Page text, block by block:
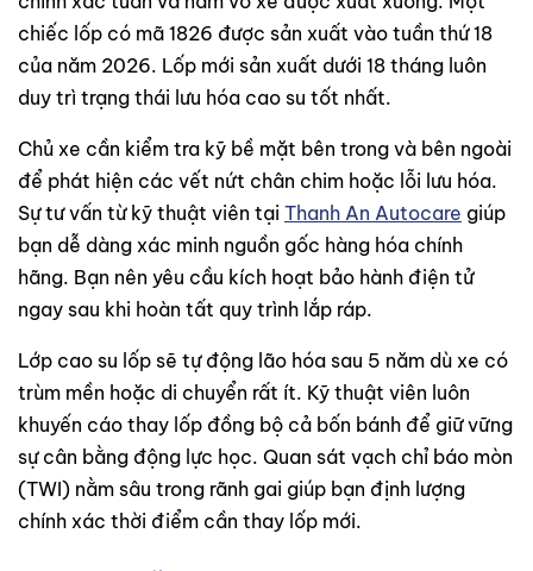
chiếc lốp có mã 1826 được sản xuất vào tuần thứ 18
của năm 2026. Lốp mới sản xuất dưới 18 tháng luôn
duy trì trạng thái lưu hóa cao su tốt nhất.
Chủ xe cần kiểm tra kỹ bề mặt bên trong và bên ngoài
để phát hiện các vết nứt chân chim hoặc lỗi lưu hóa.
Sự tư vấn từ kỹ thuật viên tại Thanh An Autocare giúp
bạn dễ dàng xác minh nguồn gốc hàng hóa chính
hãng. Bạn nên yêu cầu kích hoạt bảo hành điện tử
ngay sau khi hoàn tất quy trình lắp ráp.
Lớp cao su lốp sẽ tự động lão hóa sau 5 năm dù xe có
trùm mền hoặc di chuyển rất ít. Kỹ thuật viên luôn
khuyến cáo thay lốp đồng bộ cả bốn bánh để giữ vững
sự cân bằng động lực học. Quan sát vạch chỉ báo mòn
(TWI) nằm sâu trong rãnh gai giúp bạn định lượng
chính xác thời điểm cần thay lốp mới.